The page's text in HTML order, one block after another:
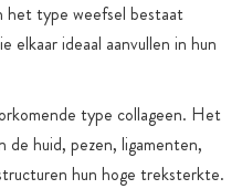
het type weefsel bestaat
elkaar ideaal aanvullen in hun
type collageen. Het
huid, pezen, ligamenten,
hun hoge treksterkte.